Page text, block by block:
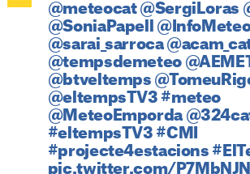
@meteocat @SergiLoras
@SoniaPapell
@sarai_sarroca
@tempsdemeteo
@btveltemps
@eltempsTV3 #meteo
@MeteoEmporda
#eltempsTV3 #CMI
#projecte4estacions
pic.twitter.com/